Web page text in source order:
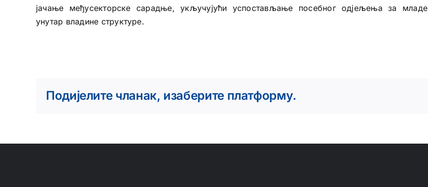
јачање међусекторске сарадње, укључујући успостављање посебног одјељења за младе
унутар владине структуре.
Подијелите чланак, изаберите платформу.